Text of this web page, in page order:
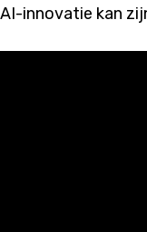
AI-innovatie kan